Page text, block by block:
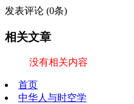
发表评论 (0条)
相关文章
没有相关内容
首页
中华人与时空学